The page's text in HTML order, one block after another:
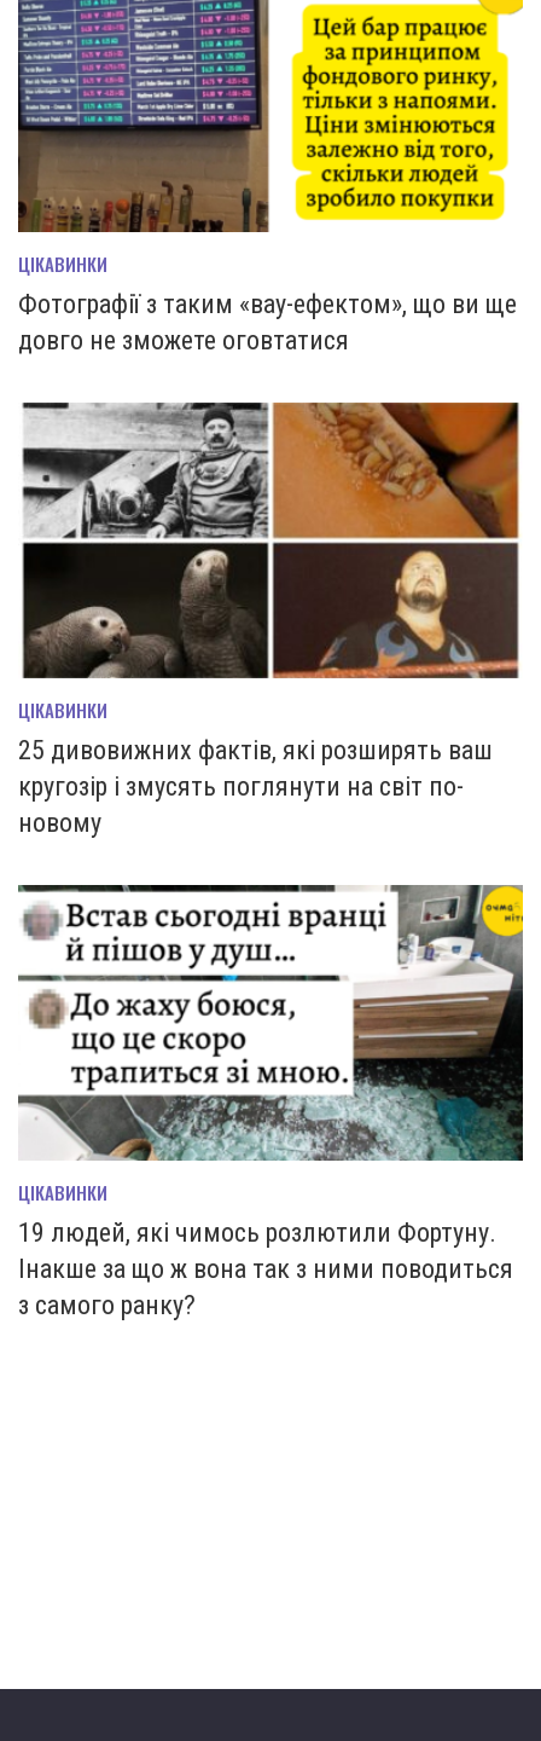
ЦІКАВИНКИ
Фотографії з таким «вау-ефектом», що ви ще
довго не зможете оговтатися
ЦІКАВИНКИ
25 дивовижних фактів, які розширять ваш
кругозір і змусять поглянути на світ по-
новому
ЦІКАВИНКИ
19 людей, які чимось розлютили Фортуну.
Інакше за що ж вона так з ними поводиться
з самого ранку?